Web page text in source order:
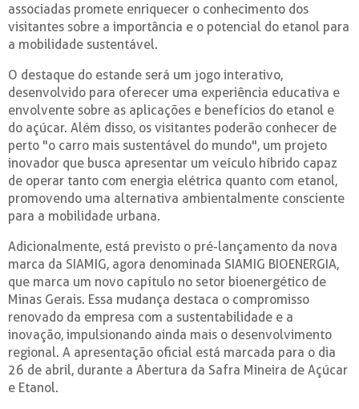
associadas promete enriquecer o conhecimento dos
visitantes sobre a importância e o potencial do etanol para
a mobilidade sustentável.
O destaque do estande será um jogo interativo,
desenvolvido para oferecer uma experiência educativa e
envolvente sobre as aplicações e benefícios do etanol e
do açúcar. Além disso, os visitantes poderão conhecer de
perto "o carro mais sustentável do mundo", um projeto
inovador que busca apresentar um veículo híbrido capaz
de operar tanto com energia elétrica quanto com etanol,
promovendo uma alternativa ambientalmente consciente
para a mobilidade urbana.
Adicionalmente, está previsto o pré-lançamento da nova
marca da SIAMIG, agora denominada SIAMIG BIOENERGIA,
que marca um novo capítulo no setor bioenergético de
Minas Gerais. Essa mudança destaca o compromisso
renovado da empresa com a sustentabilidade e a
inovação, impulsionando ainda mais o desenvolvimento
regional. A apresentação oficial está marcada para o dia
26 de abril, durante a Abertura da Safra Mineira de Açúcar
e Etanol.